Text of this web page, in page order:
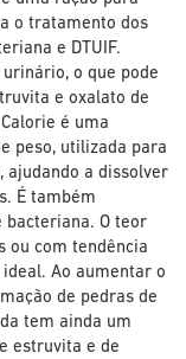
o tratamento dos
e DTUIF.
o que pode
e oxalato de
é uma
peso, utilizada para
a dissolver
É também
bacteriana. O teor
ou com tendência
Ao aumentar o
de pedras de
tem ainda um
estruvita e de